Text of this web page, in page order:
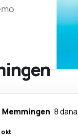
Memmingen 8 dana
okt